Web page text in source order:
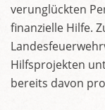
verunglückten
finanzielle Hilfe.
Hilfsprojekten
bereits davon